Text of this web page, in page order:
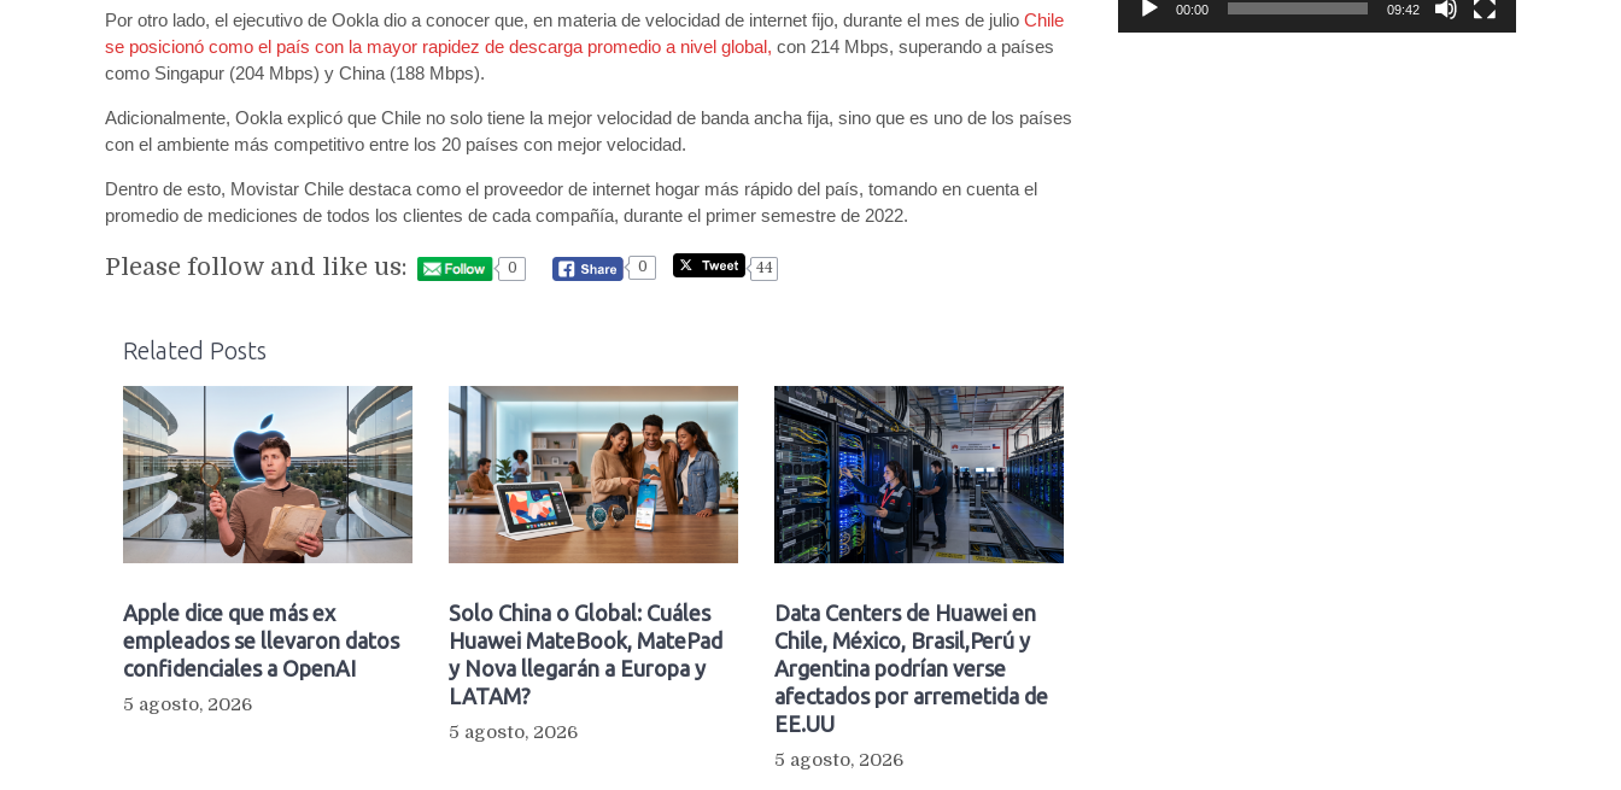
Por otro lado, el ejecutivo de Ookla dio a conocer que, en materia de velocidad de internet fijo, durante el mes de julio Chile
se posicionó como el país con la mayor rapidez de descarga promedio a nivel global, con 214 Mbps, superando a países
como Singapur (204 Mbps) y China (188 Mbps).
Adicionalmente, Ookla explicó que Chile no solo tiene la mejor velocidad de banda ancha fija, sino que es uno de los países
con el ambiente más competitivo entre los 20 países con mejor velocidad.
Dentro de esto, Movistar Chile destaca como el proveedor de internet hogar más rápido del país, tomando en cuenta el
promedio de mediciones de todos los clientes de cada compañía, durante el primer semestre de 2022.
Please follow and like us: 0 0 44
Related Posts
Apple dice que más ex
empleados se llevaron datos
confidenciales a OpenAI
5 agosto, 2026
Solo China o Global: Cuáles
Huawei MateBook, MatePad
y Nova llegarán a Europa y
LATAM?
5 agosto, 2026
Data Centers de Huawei en
Chile, México, Brasil,Perú y
Argentina podrían verse
afectados por arremetida de
EE.UU
5 agosto, 2026
00:00 09:42